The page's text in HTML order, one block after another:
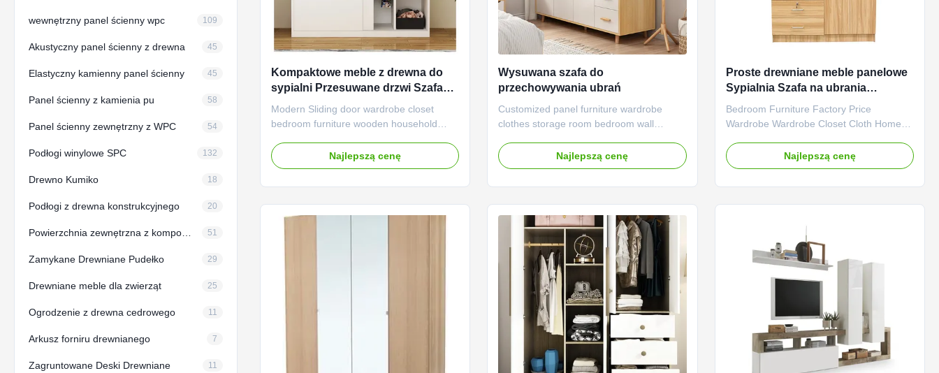
wewnętrzny panel ścienny wpc 109
Akustyczny panel ścienny z drewna 45
Elastyczny kamienny panel ścienny 45
Panel ścienny z kamienia pu 58
Panel ścienny zewnętrzny z WPC 54
Podłogi winylowe SPC 132
Drewno Kumiko 18
Podłogi z drewna konstrukcyjnego 20
51
Zamykane Drewniane Pudełko 29
Drewniane meble dla zwierząt 25
Ogrodzenie z drewna cedrowego 11
Arkusz forniru drewnianego 7
Zagruntowane Deski Drewniane 11
Kompaktowe meble z drewna do
sypialni Przesuwane drzwi Szafa
Szafa Wysuwana
Modern Sliding door wardrobe closet
bedroom furniture wooden household
wardrobe is an ideal all-in-one storage
solution for any room. Skillfully crafted by
Najlepszą cenę
Wysuwana szafa do
przechowywania ubrań
Customized panel furniture wardrobe
clothes storage room bedroom wall
Wall utilization: Wall wardrobes are
intelligent choices that utilize wall space,
Najlepszą cenę
Proste drewniane meble panelowe
Sypialnia Szafa na ubrania
Dostosowane
Bedroom Furniture Factory Price
Wardrobe Wardrobe Closet Cloth Home
Flexible combination: Our combination
wardrobe consists of multiple modules,
Najlepszą cenę